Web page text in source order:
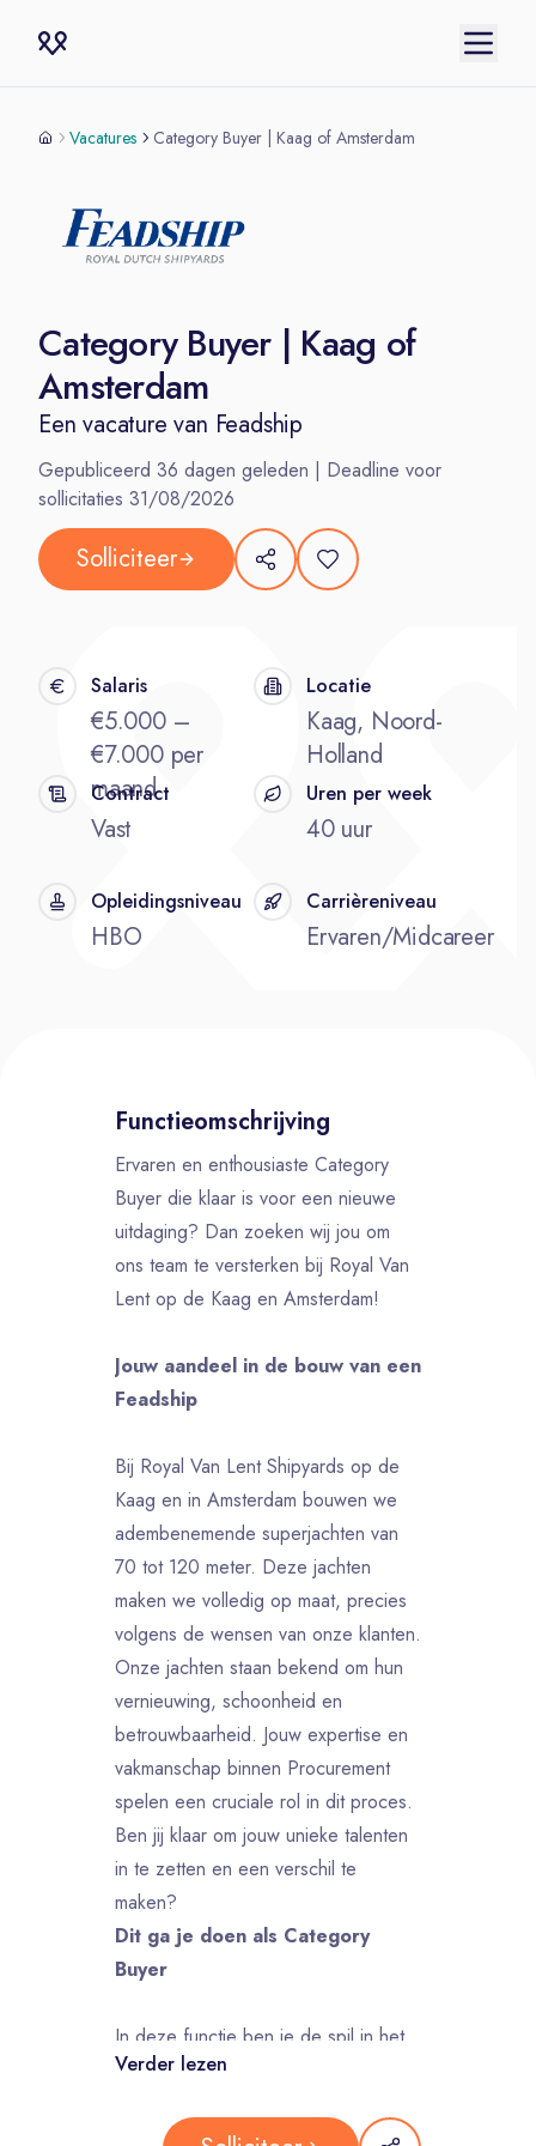
Vacatures Category Buyer | Kaag of Amsterdam
Category Buyer | Kaag of
Amsterdam
Een vacature van Feadship
Gepubliceerd 36 dagen geleden | Deadline voor
sollicitaties 31/08/2026
Solliciteer
Salaris
€5.000 –
€7.000 per
maand
Locatie
Kaag, Noord-
Holland
Contract
Vast
Uren per week
40 uur
Opleidingsniveau
HBO
Carrièreniveau
Ervaren/Midcareer
Functieomschrijving
Ervaren en enthousiaste Category
Buyer die klaar is voor een nieuwe
uitdaging? Dan zoeken wij jou om
ons team te versterken bij Royal Van
Lent op de Kaag en Amsterdam!
Jouw aandeel in de bouw van een
Feadship
Bij Royal Van Lent Shipyards op de
Kaag en in Amsterdam bouwen we
adembenemende superjachten van
70 tot 120 meter. Deze jachten
maken we volledig op maat, precies
volgens de wensen van onze klanten.
Onze jachten staan bekend om hun
vernieuwing, schoonheid en
betrouwbaarheid. Jouw expertise en
vakmanschap binnen Procurement
spelen een cruciale rol in dit proces.
Ben jij klaar om jouw unieke talenten
in te zetten en een verschil te
maken?
Dit ga je doen als Category
Buyer
In deze functie ben je de spil in het
inkoopproces van materialen,
toegewezen productcategorieën. Je
Verder lezen